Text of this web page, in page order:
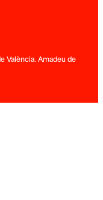
València. Amadeu de